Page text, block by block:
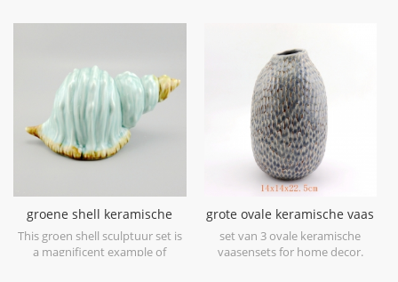
groene shell keramische
sculptuur set
This groen shell sculptuur set is
a magnificent example of
grote ovale keramische vaas
blauw antiek
set van 3 ovale keramische
vaasensets for home decor.